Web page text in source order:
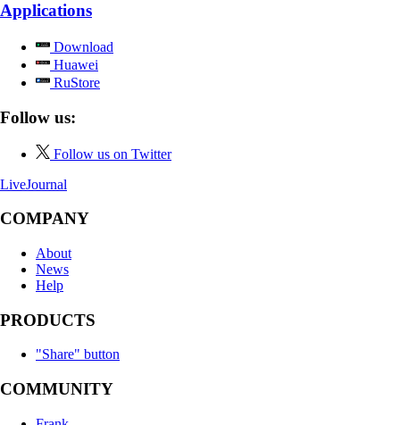
Applications
Download
Huawei
RuStore
Follow us:
Follow us on Twitter
LiveJournal
COMPANY
About
News
Help
PRODUCTS
"Share" button
COMMUNITY